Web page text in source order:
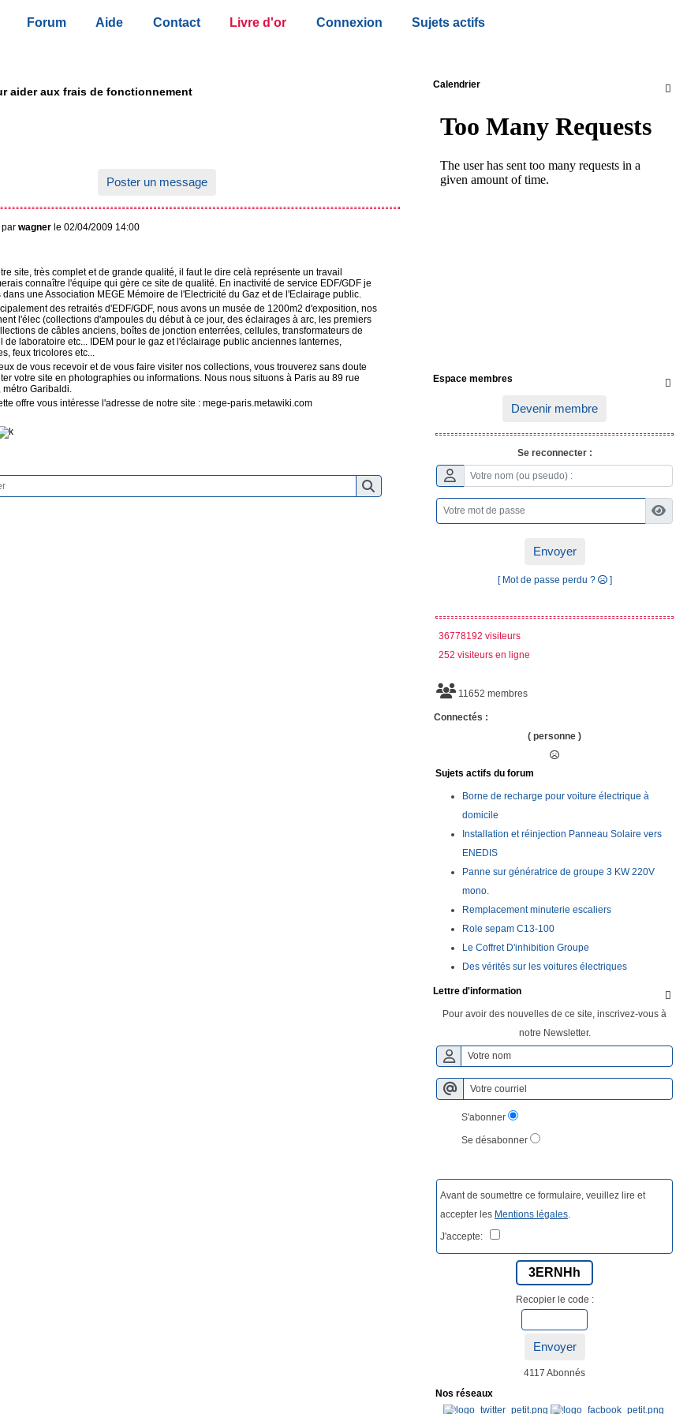
Forum Aide Contact Livre d'or Connexion Sujets actifs
aider aux frais de fonctionnement
Poster un message
par wagnerle 02/04/2009 14:00
site, très complet et de grande qualité, il faut le dire celà représente un travail
connaître l'équipe qui gère ce site de qualité. En inactivité de service EDF/GDF je
une Association MEGE Mémoire de l'Electricité du Gaz et de l'Eclairage public.
des retraités d'EDF/GDF, nous avons un musée de 1200m2 d'exposition, nos
l'élec (collections d'ampoules du début à ce jour, des éclairages à arc, les premiers
de câbles anciens, boîtes de jonction enterrées, cellules, transformateurs de
de laboratoire etc... IDEM pour le gaz et l'éclairage public anciennes lanternes,
feux tricolores etc...
de vous recevoir et de vous faire visiter nos collections, vous trouverez sans doute
votre site en photographies ou informations. Nous nous situons à Paris au 89 rue
métro Garibaldi.
offre vous intéresse l'adresse de notre site : mege-paris.metawiki.com

Calendrier

Espace membres
Devenir membre
Se reconnecter :
Envoyer
[ Mot de passe perdu ? ]
36778192 visiteurs
252 visiteurs en ligne
11652 membres
Connectés :
( personne )
Sujets actifs du forum
Borne de recharge pour voiture électrique à
domicile
Installation et réinjection Panneau Solaire vers
ENEDIS
Panne sur génératrice de groupe 3 KW 220V
mono.
Remplacement minuterie escaliers
Role sepam C13-100
Le Coffret D'inhibition Groupe
Des vérités sur les voitures électriques

Lettre d'information
Pour avoir des nouvelles de ce site, inscrivez-vous à
notre Newsletter.
S'abonner
Se désabonner
Avant de soumettre ce formulaire, veuillez lire et
accepter les Mentions légales
J'accepte:
3ERNHh
Recopier le code :
Envoyer
4117 Abonnés
Nos réseaux